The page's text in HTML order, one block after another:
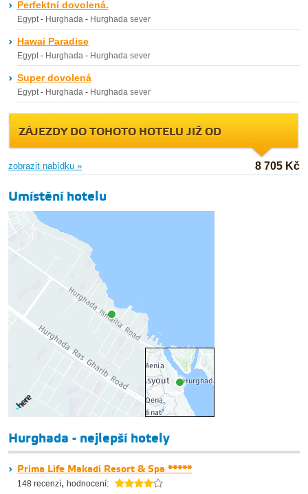
Perfektní dovolená.
Egypt- Hurghada- Hurghada sever
Hawai Paradise
Egypt- Hurghada- Hurghada sever
Super dovolená
Egypt- Hurghada- Hurghada sever
ZÁJEZDY DO TOHOTO HOTELU JIŽ OD
zobrazit nabídku » 8 705 Kč
Umístění hotelu
Hurghada - nejlepší hotely
Prima Life Makadi Resort & Spa *****
148 recenzí, hodnocení: